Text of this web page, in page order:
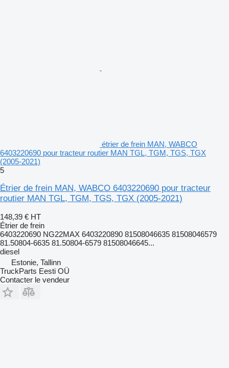
étrier de frein MAN, WABCO
6403220690 pour tracteur routier MAN TGL, TGM, TGS, TGX
(2005-2021)
5
Étrier de frein MAN, WABCO 6403220690 pour tracteur
routier MAN TGL, TGM, TGS, TGX (2005-2021)
148,39 € HT
Étrier de frein
6403220690 NG22MAX 6403220890 81508046635 81508046579
81.50804-6635 81.50804-6579 81508046645...
diesel
Estonie, Tallinn
TruckParts Eesti OÜ
Contacter le vendeur